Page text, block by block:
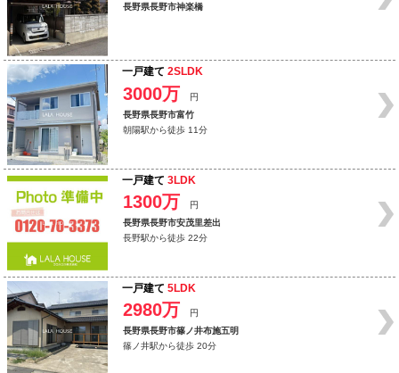
長野県長野市神楽橋
一戸建て 2SLDK
3000万
円
長野県長野市富竹
朝陽駅から徒歩 11分
一戸建て 3LDK
1300万
円
長野県長野市安茂里差出
長野駅から徒歩 22分
一戸建て 5LDK
2980万
円
長野県長野市篠ノ井布施五明
篠ノ井駅から徒歩 20分